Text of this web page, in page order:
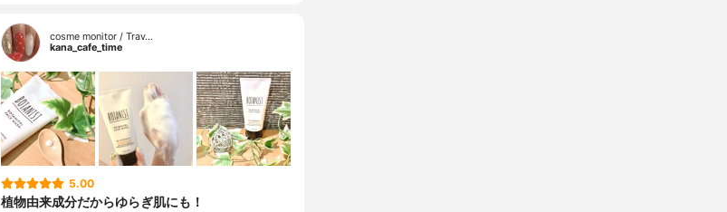
cosme monitor / Trav…
kana_cafe_time
5.00
植物由来成分だからゆらぎ肌にも！